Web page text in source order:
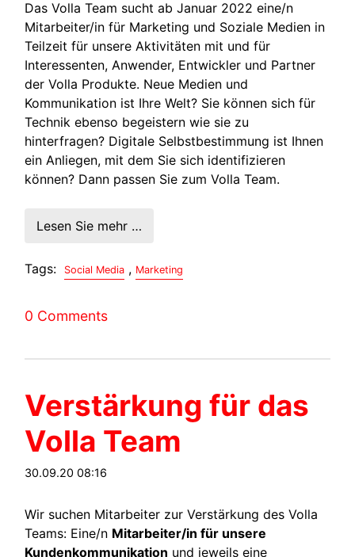
Das Volla Team sucht ab Januar 2022 eine/n
Mitarbeiter/in für Marketing und Soziale Medien in
Teilzeit für unsere Aktivitäten mit und für
Interessenten, Anwender, Entwickler und Partner
der Volla Produkte. Neue Medien und
Kommunikation ist Ihre Welt? Sie können sich für
Technik ebenso begeistern wie sie zu
hinterfragen? Digitale Selbstbestimmung ist Ihnen
ein Anliegen, mit dem Sie sich identifizieren
können? Dann passen Sie zum Volla Team.
Lesen Sie mehr …
Tags: Social Media , Marketing
0 Comments
Verstärkung für das
Volla Team
30.09.20 08:16
Wir suchen Mitarbeiter zur Verstärkung des Volla
Teams: Eine/n Mitarbeiter/in für unsere
Kundenkommunikation und jeweils eine